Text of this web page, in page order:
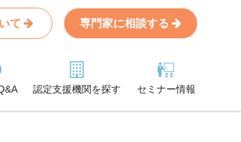
て 専門家に相談する
認定支援機関を探す セミナー情報
事を探す